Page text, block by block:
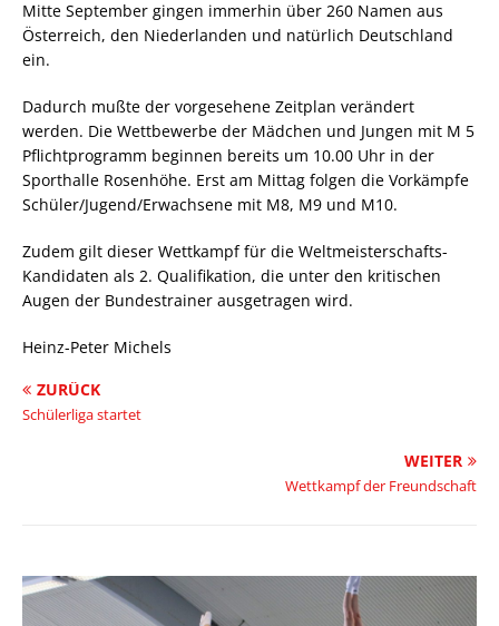
Mitte September gingen immerhin über 260 Namen aus
Österreich, den Niederlanden und natürlich Deutschland
ein.
Dadurch mußte der vorgesehene Zeitplan verändert
werden. Die Wettbewerbe der Mädchen und Jungen mit M 5
Pflichtprogramm beginnen bereits um 10.00 Uhr in der
Sporthalle Rosenhöhe. Erst am Mittag folgen die Vorkämpfe
Schüler/Jugend/Erwachsene mit M8, M9 und M10.
Zudem gilt dieser Wettkampf für die Weltmeisterschafts-
Kandidaten als 2. Qualifikation, die unter den kritischen
Augen der Bundestrainer ausgetragen wird.
Heinz-Peter Michels
ZURÜCK
Schülerliga startet
WEITER
Wettkampf der Freundschaft